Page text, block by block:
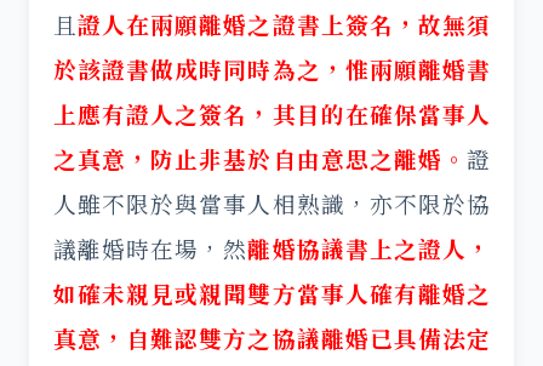
且證人在兩願離婚之證書上簽名，故無須
於該證書做成時同時為之，惟兩願離婚書
上應有證人之簽名，其目的在確保當事人
之真意，防止非基於自由意思之離婚。 證
人雖不限於與當事人相熟識，亦不限於協
議離婚時在場，然離婚協議書上之證人，
如確未親見或親聞雙方當事人確有離婚之
真意，自難認雙方之協議離婚已具備法定